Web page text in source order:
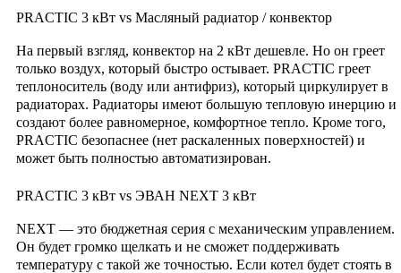
PRACTIC 3 кВт vs Масляный радиатор / конвектор
На первый взгляд, конвектор на 2 кВт дешевле. Но он греет
только воздух, который быстро остывает. PRACTIC греет
теплоноситель (воду или антифриз), который циркулирует в
радиаторах. Радиаторы имеют большую тепловую инерцию и
создают более равномерное, комфортное тепло. Кроме того,
PRACTIC безопаснее (нет раскаленных поверхностей) и
может быть полностью автоматизирован.
PRACTIC 3 кВт vs ЭВАН NEXT 3 кВт
NEXT — это бюджетная серия с механическим управлением.
Он будет громко щелкать и не сможет поддерживать
температуру с такой же точностью. Если котел будет стоять в